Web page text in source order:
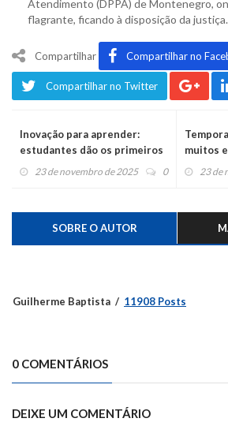
Atendimento (DPPA) de Montenegro,
flagrante, ficando à disposição da justiça.
Compartilhar Compartilhar no
Compartilhar no Twitter
Inovação para aprender:
estudantes dão os primeiros
passos no mundo da robótica
23 de novembro de 2025 0
muitos
23 de
SOBRE O AUTOR
Guilherme Baptista 11908 Posts
0 COMENTÁRIOS
DEIXE UM COMENTÁRIO